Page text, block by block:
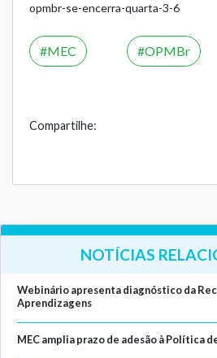
opmbr-se-encerra-quarta-3-6
MEC OPMBr
Compartilhe:
NOTÍCIAS
Webinário apresenta diagnóstico da
Aprendizagens
MEC amplia prazo de adesão à Política